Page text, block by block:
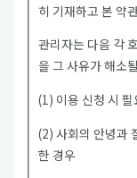
히 기재하고 본 약
관리자는 다음 각
을 그 사유가 해소
(1) 이용 신청 시
(2) 사회의 안녕과
한 경우